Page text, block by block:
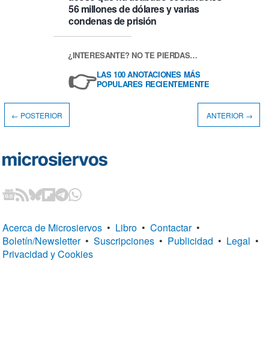
56 millones de dólares y varias
condenas de prisión
¿INTERESANTE? NO TE PIERDAS…
👉LAS 100 ANOTACIONES MÁS
POPULARES RECIENTEMENTE
← POSTERIOR ANTERIOR →
Acerca de Microsiervos • Libro • Contactar •
Boletín/Newsletter • Suscripciones • Publicidad • Legal •
Privacidad y Cookies